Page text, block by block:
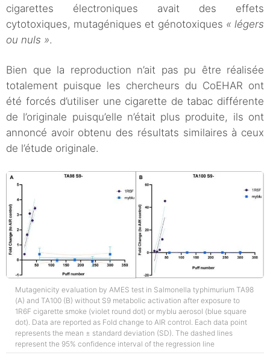
cigarettes électroniques avait des effets
cytotoxiques, mutagéniques et génotoxiques « légers
ou nuls ».
Bien que la reproduction n’ait pas pu être réalisée
totalement puisque les chercheurs du CoEHAR ont
été forcés d’utiliser une cigarette de tabac différente
de l’originale puisqu’elle n’était plus produite, ils ont
annoncé avoir obtenu des résultats similaires à ceux
de l’étude originale.
Mutagenicity evaluation by AMES test in Salmonella typhimurium TA98
(A) and TA100 (B) without S9 metabolic activation after exposure to
1R6F cigarette smoke (violet round dot) or myblu aerosol (blue square
dot). Data are reported as Fold change to AIR control. Each data point
represents the mean ± standard deviation (SD). The dashed lines
represent the 95% confidence interval of the regression line